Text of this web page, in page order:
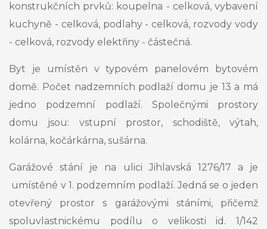
konstrukčních prvků: koupelna - celková, vybavení
kuchyně - celková, podlahy - celková, rozvody vody
- celková, rozvody elektřiny - částečná.
Byt je umístěn v typovém panelovém bytovém
domě. Počet nadzemních podlaží domu je 13 a má
jedno podzemní podlaží. Společnými prostory
domu jsou: vstupní prostor, schodiště, výtah,
kolárna, kočárkárna, sušárna.
Garážové stání je na ulici Jihlavská 1276/17 a je
umístěné v 1. podzemním podlaží. Jedná se o jeden
otevřený prostor s garážovými stáními, přičemž
spoluvlastnickému podílu o velikosti id. 1/142